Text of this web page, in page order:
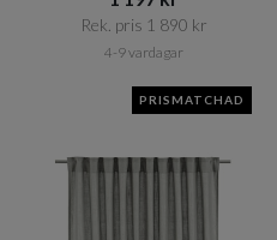
Rek. pris 1 890 kr​​
4-9 vardagar
PRISMATCHAD